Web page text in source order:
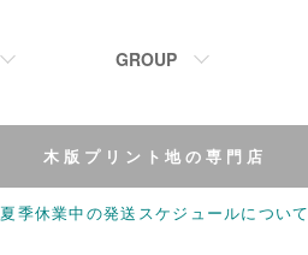
GROUP
木版プリント地の専門店
夏季休業中の発送スケジュールについて